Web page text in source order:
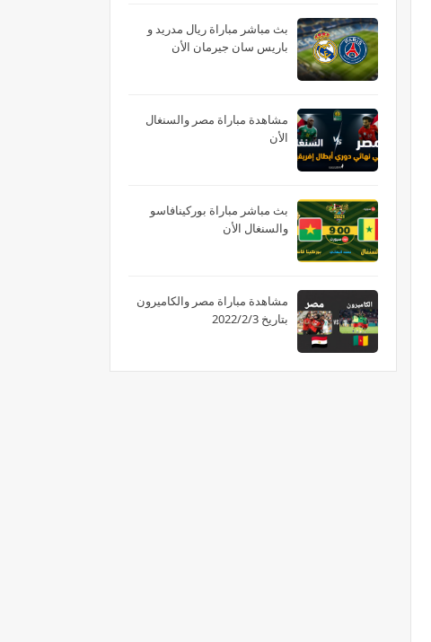
بث مباشر مباراة ريال مدريد و
باريس سان جيرمان الأن
مشاهدة مباراة مصر والسنغال
الأن
بث مباشر مباراة بوركينافاسو
والسنغال الأن
مشاهدة مباراة مصر والكاميرون
بتاريخ 2022/2/3